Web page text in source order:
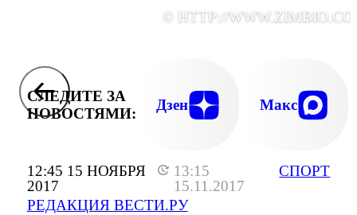
12:45 15 НОЯБРЯ
2017
13:15
15.11.2017
РЕДАКЦИЯ ВЕСТИ.РУ
СПОРТ
© HTTP://
СЛЕДИТЕ ЗА
НОВОСТЯМИ:
Дзен Макс